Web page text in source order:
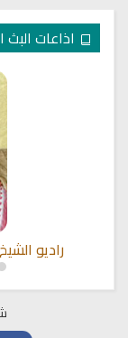
اذاعات البث
راديو